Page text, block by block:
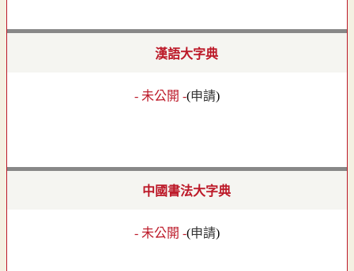
漢語大字典
- 未公開 -(申請)
中國書法大字典
- 未公開 -(申請)